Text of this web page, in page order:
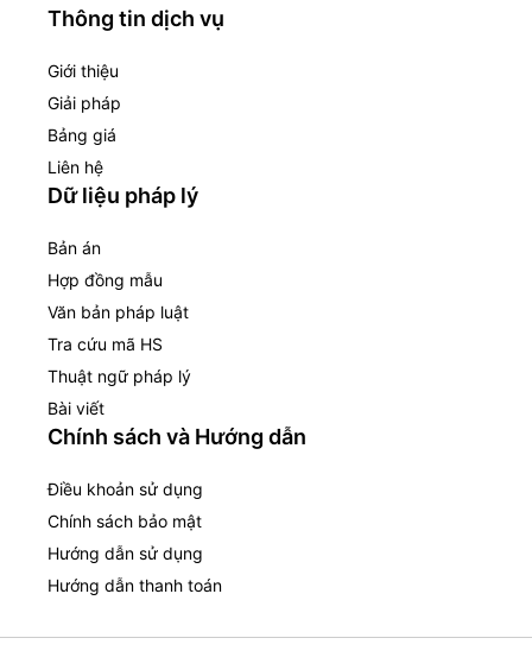
Thông tin dịch vụ
Giới thiệu
Giải pháp
Bảng giá
Liên hệ
Dữ liệu pháp lý
Bản án
Hợp đồng mẫu
Văn bản pháp luật
Tra cứu mã HS
Thuật ngữ pháp lý
Bài viết
Chính sách và Hướng dẫn
Điều khoản sử dụng
Chính sách bảo mật
Hướng dẫn sử dụng
Hướng dẫn thanh toán